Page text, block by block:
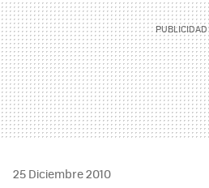
25 Diciembre 2010